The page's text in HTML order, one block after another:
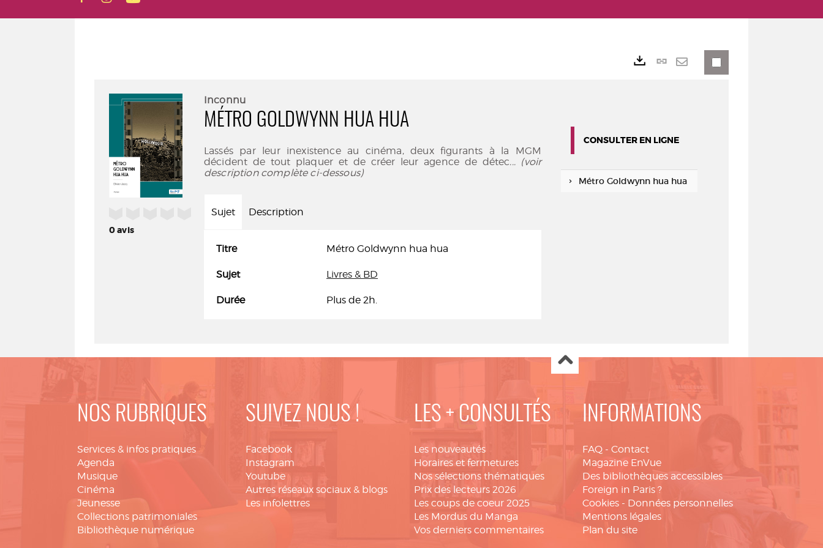
0avis
Inconnu
MÉTRO GOLDWYNN HUA HUA
Lassés par leur inexistence au cinéma, deux figurants à la MGM
décident de tout plaquer et de créer leur agence de détec... (voir
description complète ci-dessous)
Sujet Description
Titre Métro Goldwynn hua hua
Sujet Livres & BD
Durée Plus de 2h.
Lien
CONSULTER EN LIGNE
Métro Goldwynn hua hua
NOS RUBRIQUES
Services & infos pratiques
Agenda
Musique
Cinéma
Jeunesse
Collections patrimoniales
Bibliothèque numérique
SUIVEZ NOUS !
Facebook
Instagram
Youtube
Autres réseaux sociaux & blogs
Les infolettres
LES + CONSULTÉS
Les nouveautés
Horaires et fermetures
Nos sélections thématiques
Prix des lecteurs 2026
Les coups de coeur 2025
Les Mordus du Manga
Vos derniers commentaires
INFORMATIONS
FAQ - Contact
Magazine EnVue
Des bibliothèques accessibles
Foreign in Paris ?
Cookies - Données personnelles
Mentions légales
Plan du site